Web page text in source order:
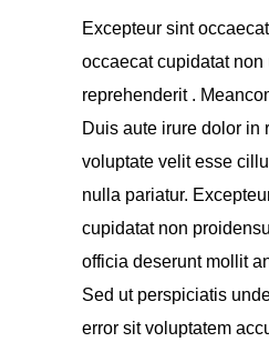
Excepteur sint
occaecat cupidatat non
reprehenderit .
Duis aute irure dolor in
voluptate velit esse
nulla pariatur.
cupidatat non
officia deserunt mollit
Sed ut perspiciatis
error sit voluptatem